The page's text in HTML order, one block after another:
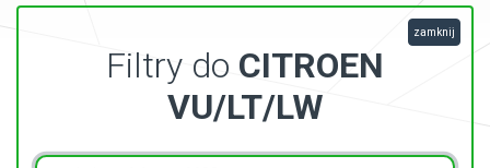
Filtry do CITROEN
VU/LT/LW
zamknij